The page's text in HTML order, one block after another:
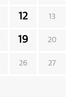
12 13
19 20
26 27